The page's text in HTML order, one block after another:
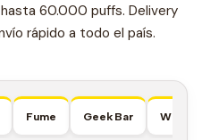
60.000 puffs. Delivery
rápido a todo el país.
Fume Geek Bar Wiwi